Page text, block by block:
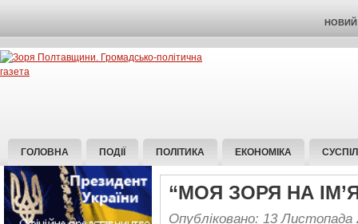
НОВИЙ
ГОЛОВНА ПОДІЇ ПОЛІТИКА ЕКОНОМІКА
“МОЯ ЗОРЯ НА
Опубліковано: 13 Листопада